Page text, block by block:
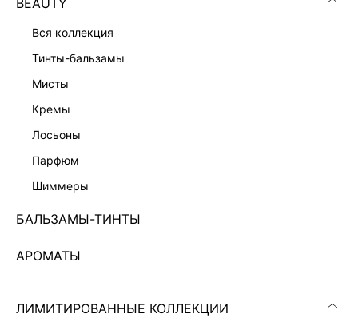
BEAUTY
вся коллекция
тинты-бальзамы
мисты
кремы
лосьоны
парфюм
шиммеры
БАЛЬЗАМЫ-ТИНТЫ
АРОМАТЫ
ЛИМИТИРОВАННЫЕ КОЛЛЕКЦИИ